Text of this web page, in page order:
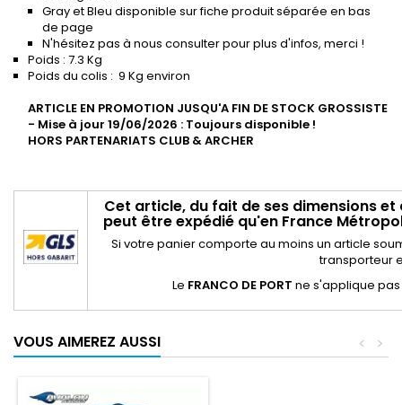
Gray et Bleu disponible sur fiche produit séparée en bas
de page
N'hésitez pas à nous consulter pour plus d'infos, merci !
Poids : 7.3 Kg
Poids du colis : 9 Kg environ
ARTICLE EN PROMOTION JUSQU'A FIN DE STOCK GROSSISTE
- Mise à jour 19/06/2026 : Toujours disponible !
HORS PARTENARIATS CLUB & ARCHER
Cet article, du fait de ses dimensions
peut être expédié qu'en France
Si votre panier comporte au moins un article
transporteur et
Le FRANCO DE PORT ne s'applique
VOUS AIMEREZ AUSSI >
<